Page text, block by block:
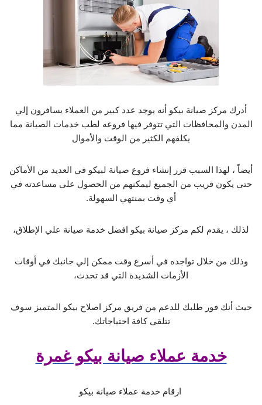
أدرك مركز صيانة بيكو أنه يوجد عدد كبير من العملاء يسافرون إلي
المدن والمحافظات التي تتوفر فيها فروعه لطب خدمات الصيانة مما
يكلفهم الكثير من الوقت والأموال
أيضاً ، لهذا السبب قرر إنشاء فروع صيانة لبيكو في العديد من الأماكن
حتى يكون قريب من الجميع ليمكنهم من الحصول على مساعدته في
أي وقت بمنتهي السهولة.
لذلك ، يقدم لكم مركز صيانة بيكو افضل خدمة صيانة علي الإطلاق،
وذلك من خلال تواجده في أسرع وقت ممكن إلي جانبك في أوقات
الأزمات الشديدة التي قد تحدث،
حيث أنك فور طلبك للدعم من فريق مركز اصلاح بيكو المتميز سوف
تتلقى كافة احتياجاتك.
خدمة عملاء صيانة بيكو غمرة
ارقام خدمة عملاء صيانة بيكو